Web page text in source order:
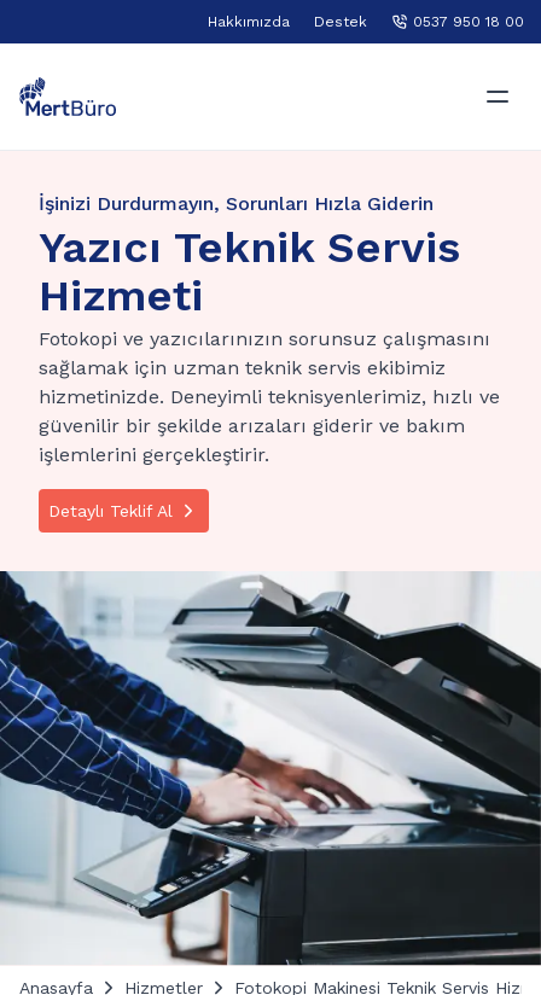
Hakkımızda Destek 0537 950 18 00
İşinizi Durdurmayın, Sorunları Hızla Giderin
Yazıcı Teknik Servis
Hizmeti
Fotokopi ve yazıcılarınızın sorunsuz çalışmasını
sağlamak için uzman teknik servis ekibimiz
hizmetinizde. Deneyimli teknisyenlerimiz, hızlı ve
güvenilir bir şekilde arızaları giderir ve bakım
işlemlerini gerçekleştirir.
Detaylı Teklif Al
Anasayfa Hizmetler Fotokopi Makinesi Teknik Servis